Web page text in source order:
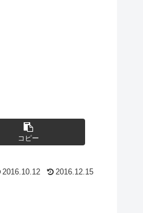
コピー
2016.10.12 2016.12.15